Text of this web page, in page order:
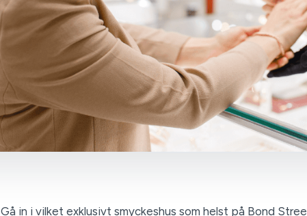
Gå in i vilket exklusivt smyckeshus som helst på Bond